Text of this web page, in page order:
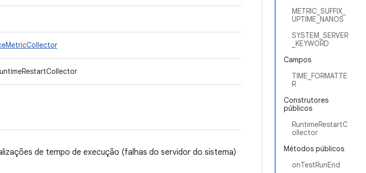
METRIC_SUFFIX_
UPTIME_NANOS
SYSTEM_SERVER
_KEYWORD
Campos
TIME_FORMATTE
R
Construtores
públicos
RuntimeRestartC
ollector
Métodos públicos
onTestRunEnd
de tempo de execução (falhas do servidor do sistema)